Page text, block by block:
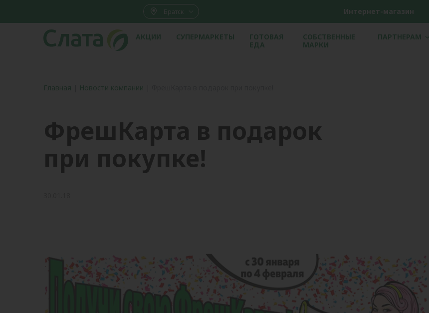
Братск Интернет-магазин
АКЦИИ СУПЕРМАРКЕТЫ
ГОТОВАЯ
ЕДА
СОБСТВЕННЫЕ
МАРКИ
ПАРТНЕРАМ
Главная Новости компании
ФрешКарта в подарок
при покупке!